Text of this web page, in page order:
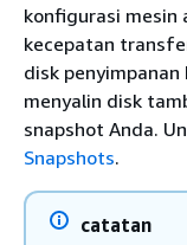
konfigurasi mesin
kecepatan
disk
menyalin disk
snapshot Anda.
Snapshots.
catatan